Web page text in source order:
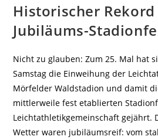
Historischer Rekord
Jubiläums-
Nicht zu glauben: Zum 25. Mal hat
Samstag die Einweihung der
Mörfelder Waldstadion und damit
mittlerweile fest etablierten
Leichtathletikgemeinschaft gejährt.
Wetter waren jubiläumsreif: vom